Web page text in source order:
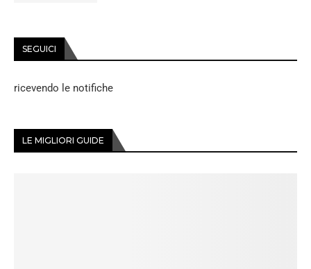
SEGUICI
ricevendo le notifiche
LE MIGLIORI GUIDE